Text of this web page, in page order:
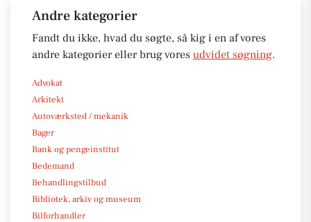
Andre kategorier
Fandt du ikke, hvad du søgte, så kig i en af vores
andre kategorier eller brug vores udvidet søgning.
Advokat
Arkitekt
Autoværksted / mekanik
Bager
Bank og pengeinstitut
Bedemand
Behandlingstilbud
Bibliotek, arkiv og museum
Bilforhandler